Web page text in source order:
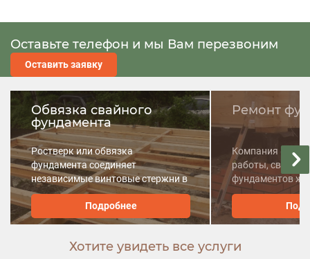
Оставьте телефон и мы Вам перезвоним
Оставить заявку
Хотите увидеть все услуги
Обвязка свайного
фундамента
Ростверк или обвязка
фундамента соединяет
независимые винтовые стержни в
монолитную конструкцию.
Подробнее
Ремонт
Компания
работы,
фундаментов
хозпостроек, и
сооружений.